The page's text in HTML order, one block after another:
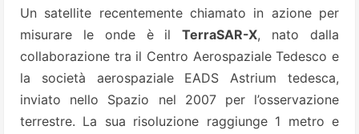
Un satellite recentemente chiamato in azione per
misurare le onde è ilTerraSAR-X, nato dalla
collaborazione tra il Centro Aerospaziale Tedesco e
la società aerospaziale EADS Astrium tedesca,
inviato nello Spazio nel 2007 per l’osservazione
terrestre. La sua risoluzione raggiunge 1 metro e